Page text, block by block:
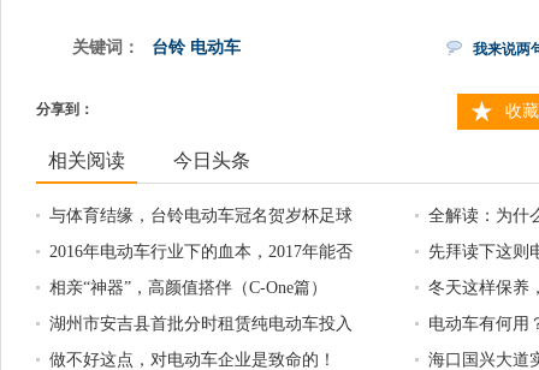
关键词： 台铃 电动车 我来说两
分享到： 收
相关阅读 今日头条
与体育结缘，台铃电动车冠名贺岁杯足球
赛！
全解读：为什
2016年电动车行业下的血本，2017年能否
打出好牌？
先拜读下这则
相亲“神器”，高颜值搭伴（C-One篇）
冬天这样保养
湖州市安吉县首批分时租赁纯电动车投入
运营
电动车有何用
做不好这点，对电动车企业是致命的！
海口国兴大道